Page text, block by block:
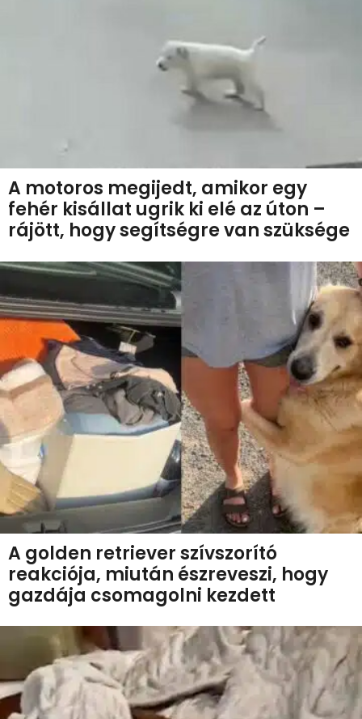
A motoros megijedt, amikor egy
fehér kisállat ugrik ki elé az úton –
rájött, hogy segítségre van szüksége
A golden retriever szívszorító
reakciója, miután észreveszi, hogy
gazdája csomagolni kezdett